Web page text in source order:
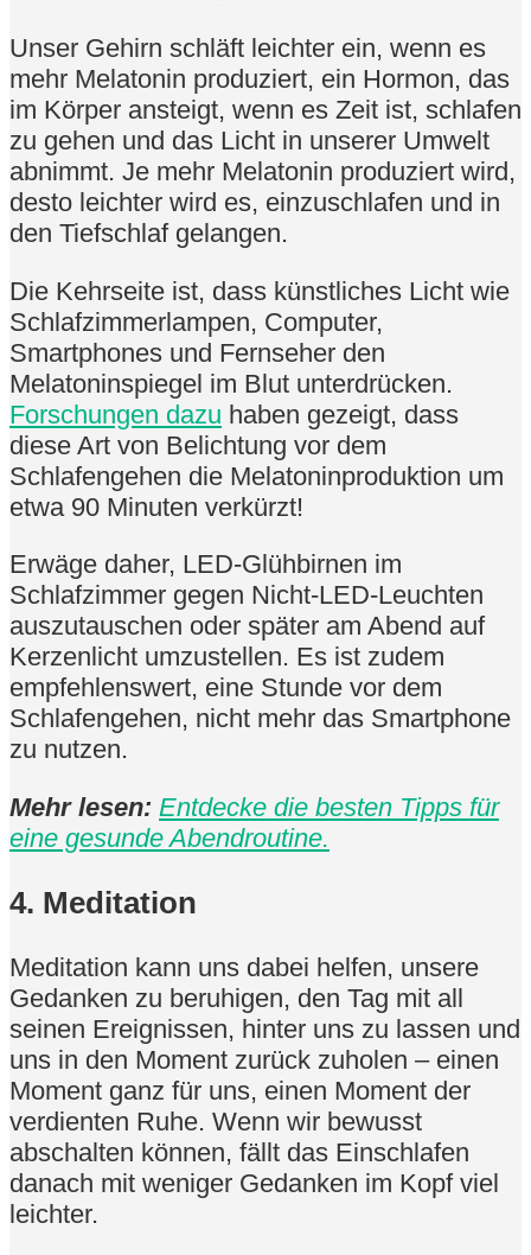
Unser Gehirn schläft leichter ein, wenn es
mehr Melatonin produziert, ein Hormon, das
im Körper ansteigt, wenn es Zeit ist, schlafen
zu gehen und das Licht in unserer Umwelt
abnimmt. Je mehr Melatonin produziert wird,
desto leichter wird es, einzuschlafen und in
den Tiefschlaf gelangen.
Die Kehrseite ist, dass künstliches Licht wie
Schlafzimmerlampen, Computer,
Smartphones und Fernseher den
Melatoninspiegel im Blut unterdrücken.
Forschungen dazu haben gezeigt, dass
diese Art von Belichtung vor dem
Schlafengehen die Melatoninproduktion um
etwa 90 Minuten verkürzt!
Erwäge daher, LED-Glühbirnen im
Schlafzimmer gegen Nicht-LED-Leuchten
auszutauschen oder später am Abend auf
Kerzenlicht umzustellen. Es ist zudem
empfehlenswert, eine Stunde vor dem
Schlafengehen, nicht mehr das Smartphone
zu nutzen.
Mehr lesen: Entdecke die besten Tipps für
eine gesunde Abendroutine.
4. Meditation
Meditation kann uns dabei helfen, unsere
Gedanken zu beruhigen, den Tag mit all
seinen Ereignissen, hinter uns zu lassen und
uns in den Moment zurück zuholen – einen
Moment ganz für uns, einen Moment der
verdienten Ruhe. Wenn wir bewusst
abschalten können, fällt das Einschlafen
danach mit weniger Gedanken im Kopf viel
leichter.